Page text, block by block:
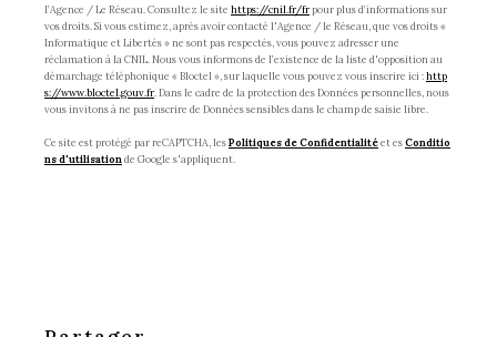
l’Agence / Le Réseau. Consultez le site https://cnil.fr/frpour plus d’informations sur
vos droits. Si vous estimez, après avoir contacté l'Agence / le Réseau, que vos droits «
Informatique et Libertés » ne sont pas respectés, vous pouvez adresser une
réclamation à la CNIL. Nous vous informons de l’existence de la liste d'opposition au
démarchage téléphonique « Bloctel », sur laquelle vous pouvez vous inscrire ici :http
s://www.bloctel.gouv.fr . Dans le cadre de la protection des Données personnelles, nous
vous invitons à ne pas inscrire de Données sensibles dans le champ de saisie libre.
Ce site est protégé par reCAPTCHA, lesPolitiques de Confidentialitéet esConditio
ns d'utilisation de Google s'appliquent.